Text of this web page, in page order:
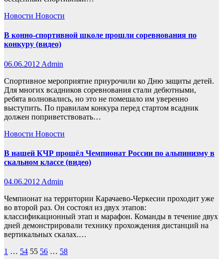
Новости Новости
В конно-спортивной школе прошли соревнования по
конкуру (видео)
06.06.2012 Admin
Спортивное мероприятие приурочили ко Дню защиты детей.
Для многих всадников соревнования стали дебютными,
ребята волновались, но это не помешало им уверенно
выступить. По правилам конкура перед стартом всадник
должен поприветствовать…
Новости Новости
В нашей КЧР прошёл Чемпионат России по альпинизму в
скальном классе (видео)
04.06.2012 Admin
Чемпионат на территории Карачаево-Черкесии проходит уже
во второй раз. Он состоял из двух этапов:
классификационный этап и марафон. Команды в течение двух
дней демонстрировали технику прохождения дистанций на
вертикальных скалах.…
Пагинация
1 … 54 55 56 … 58